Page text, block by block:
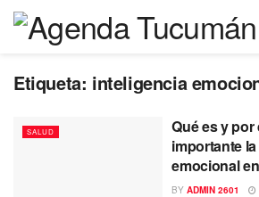
Etiqueta: inteligencia
SALUD
Qué es y por
importante
emocional
BY ADMIN 2601